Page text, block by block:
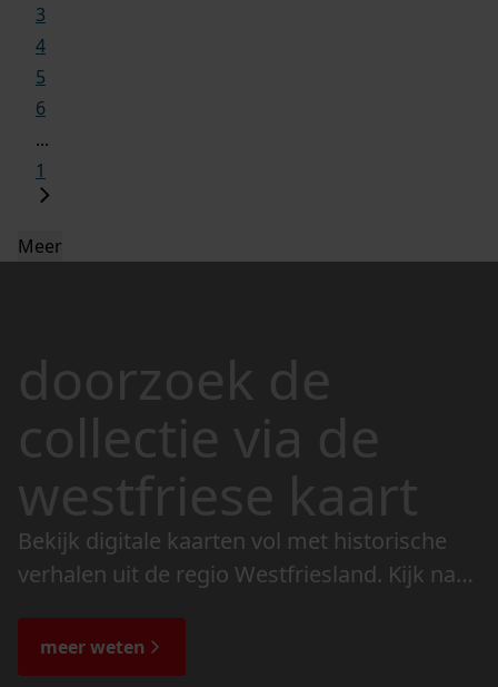
3
4
5
6
...
1
Meer
doorzoek de
collectie via de
westfriese kaart
Bekijk digitale kaarten vol met historische
verhalen uit de regio Westfriesland. Kijk naar
de bijzondere verhalen.
meer weten